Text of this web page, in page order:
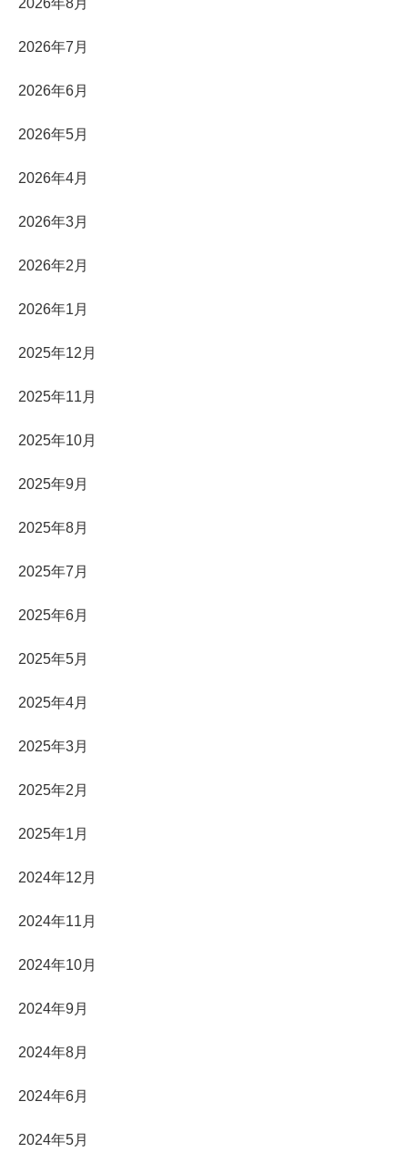
2026年8月
2026年7月
2026年6月
2026年5月
2026年4月
2026年3月
2026年2月
2026年1月
2025年12月
2025年11月
2025年10月
2025年9月
2025年8月
2025年7月
2025年6月
2025年5月
2025年4月
2025年3月
2025年2月
2025年1月
2024年12月
2024年11月
2024年10月
2024年9月
2024年8月
2024年6月
2024年5月